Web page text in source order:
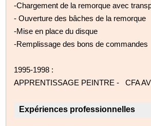
-Chargement de la remorque avec
- Ouverture des bâches de la remorque
-Mise en place du disque
-Remplissage des bons de commandes
1995-1998 :
APPRENTISSAGE PEINTRE - CFA
Expériences professionnelles